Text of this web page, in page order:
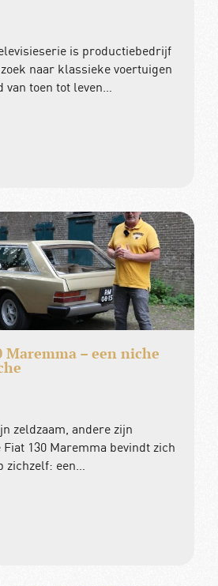
is productiebedrijf
naar klassieke voertuigen
van toen tot leven…
Maremma – een niche
zeldzaam, andere zijn
130 Maremma bevindt zich
zichzelf: een…